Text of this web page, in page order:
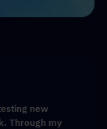
new
Through my